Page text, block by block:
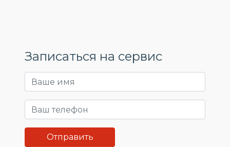
Записаться на сервис